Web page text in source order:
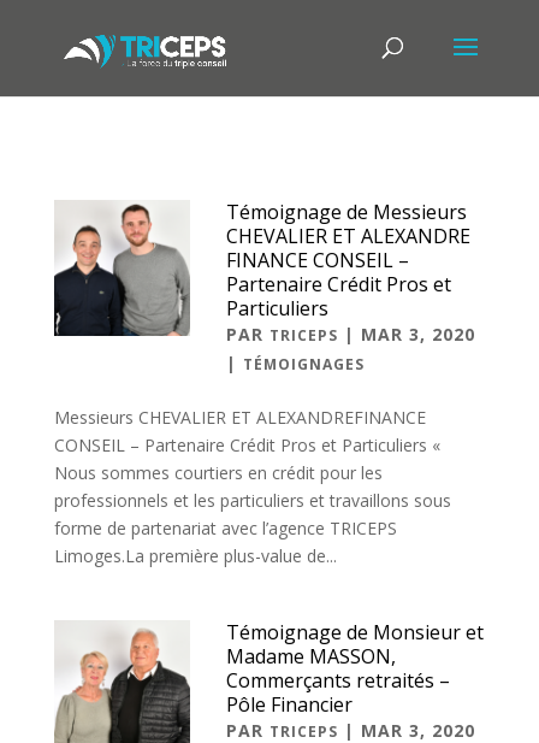
Témoignage de Messieurs
CHEVALIER ET ALEXANDRE
FINANCE CONSEIL –
Partenaire Crédit Pros et
Particuliers
PAR TRICEPS | MAR 3, 2020
| TÉMOIGNAGES
Messieurs CHEVALIER ET ALEXANDREFINANCE
CONSEIL – Partenaire Crédit Pros et Particuliers «
Nous sommes courtiers en crédit pour les
professionnels et les particuliers et travaillons sous
forme de partenariat avec l’agence TRICEPS
Limoges.La première plus-value de...
Témoignage de Monsieur et
Madame MASSON,
Commerçants retraités –
Pôle Financier
PAR TRICEPS | MAR 3, 2020